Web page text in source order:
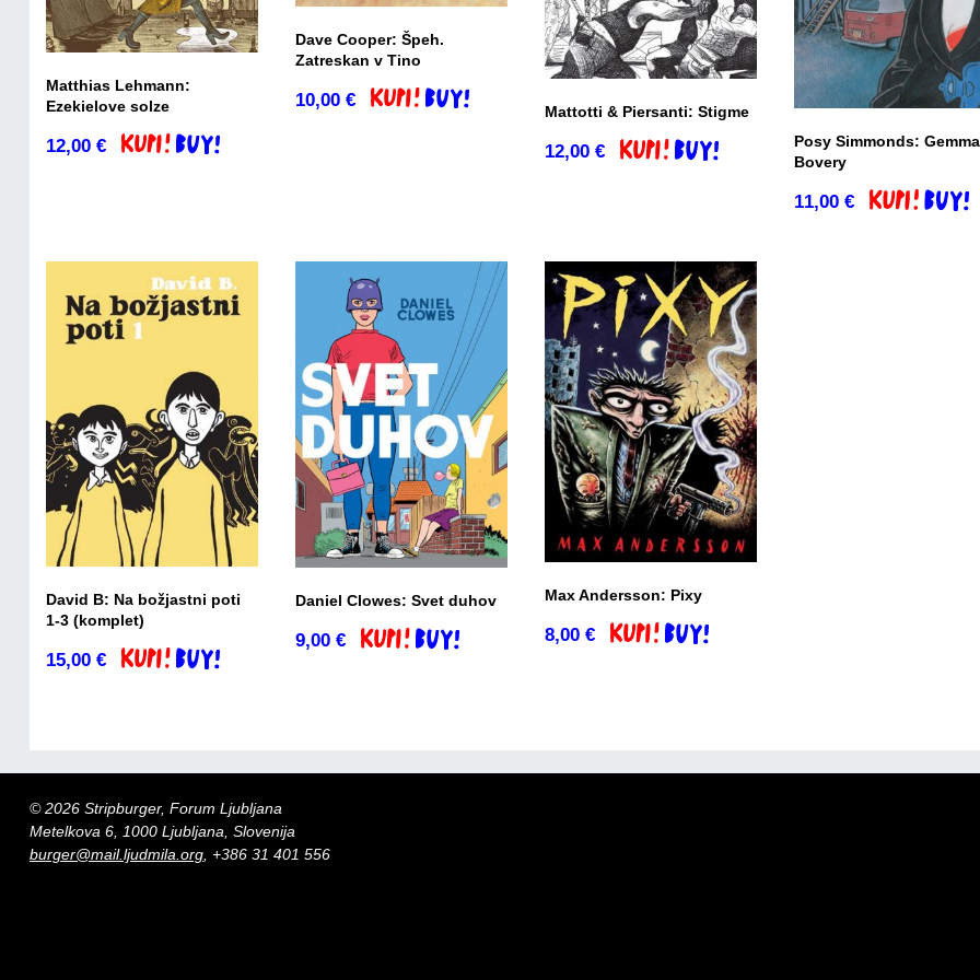
Matthias Lehmann:
Ezekielove solze
12,00 € Dodaj v košarico
Dave Cooper: Špeh.
Zatreskan v Tino
10,00 € Dodaj v košarico
Mattotti & Piersanti: Stigme
12,00 € Dodaj v košarico
Posy Simmonds: Gemma
Bovery
11,00 € Dodaj v
David B: Na božjastni poti
1-3 (komplet)
15,00 € Dodaj v košarico
Daniel Clowes: Svet duhov
9,00 € Dodaj v košarico
Max Andersson: Pixy
8,00 € Dodaj v košarico
© 2026 Stripburger, Forum Ljubljana
Metelkova 6, 1000 Ljubljana, Slovenija
burger@mail.ljudmila.org, +386 31 401 556